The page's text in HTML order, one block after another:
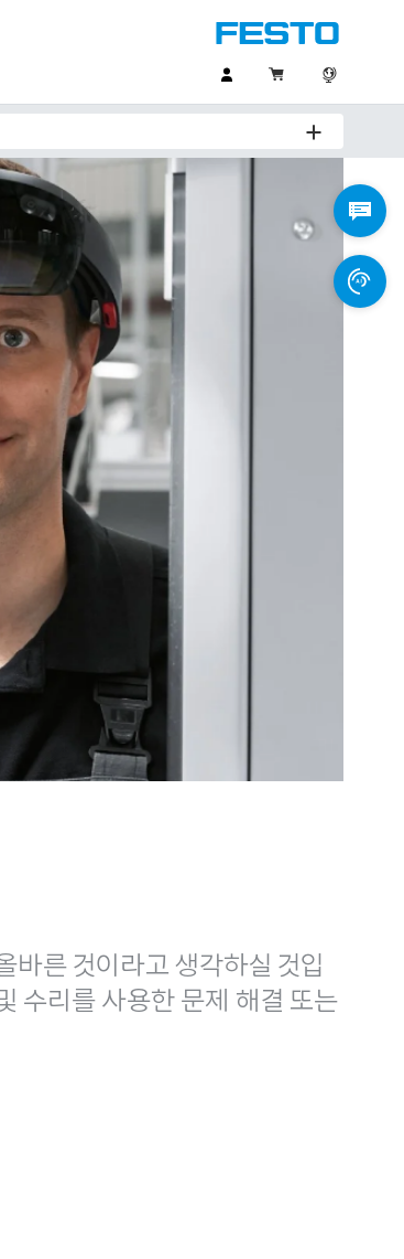
바른 것이라고 생각하실 것입
수리를 사용한 문제 해결 또는